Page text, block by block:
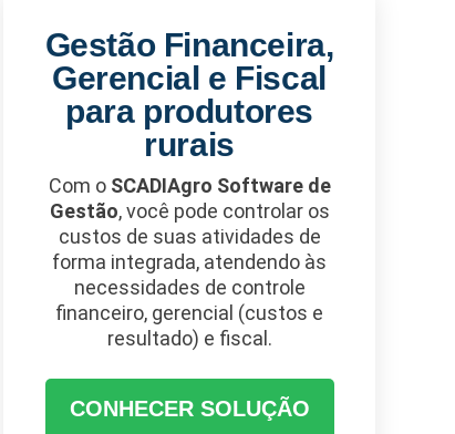
Gestão Financeira,
Gerencial e Fiscal
para produtores
rurais
Com o SCADIAgro Software de
Gestão, você pode controlar os
custos de suas atividades de
forma integrada, atendendo às
necessidades de controle
financeiro, gerencial (custos e
resultado) e fiscal.
CONHECER SOLUÇÃO